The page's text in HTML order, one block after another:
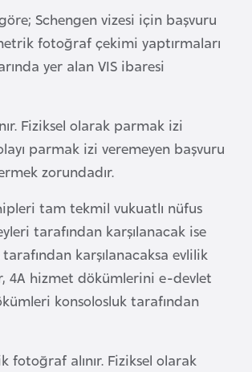
Schengen vizesi için başvuru
fotoğraf çekimi yaptırmaları
yer alan VIS ibaresi
Fiziksel olarak parmak izi
parmak izi veremeyen başvuru
zorundadır.
tam tekmil vukuatlı nüfus
tarafından karşılanacak ise
karşılanacaksa evlilik
4A hizmet dökümlerini e-devlet
konsolosluk tarafından
fotoğraf alınır. Fiziksel olarak